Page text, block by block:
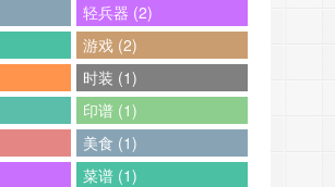
轻兵器 (2)
游戏 (2)
时装 (1)
印谱 (1)
美食 (1)
菜谱 (1)